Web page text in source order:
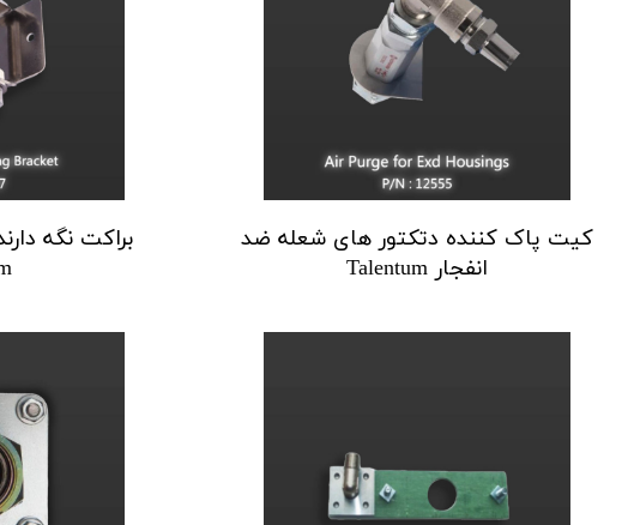
کیت پاک کننده دتکتور های شعله ضد
انفجار Talentum
براکت نگه